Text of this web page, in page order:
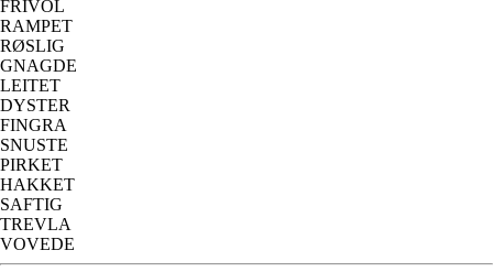
FRIVOL
RAMPET
RØSLIG
GNAGDE
LEITET
DYSTER
FINGRA
SNUSTE
PIRKET
HAKKET
SAFTIG
TREVLA
VOVEDE